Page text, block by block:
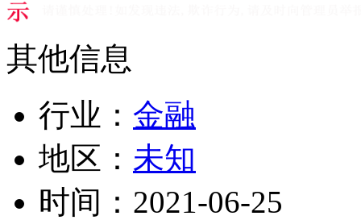
其他信息
行业： 金融
地区： 未知
时间： 2021-06-25